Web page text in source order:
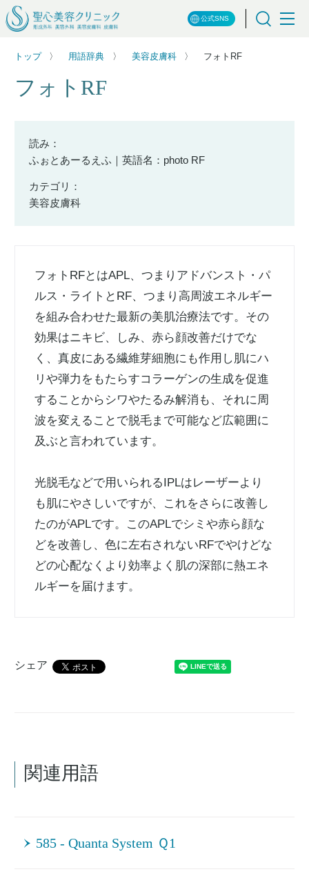
公式SNS
トップ 用語辞典 美容皮膚科 フォトRF
フォトRF
読み：
ふぉとあーるえふ｜英語名：photo RF
カテゴリ：
美容皮膚科
フォトRFとはAPL、つまりアドバンスト・パ
ルス・ライトとRF、つまり高周波エネルギー
を組み合わせた最新の美肌治療法です。その
効果はニキビ、しみ、赤ら顔改善だけでな
く、真皮にある繊維芽細胞にも作用し肌にハ
リや弾力をもたらすコラーゲンの生成を促進
することからシワやたるみ解消も、それに周
波を変えることで脱毛まで可能など広範囲に
及ぶと言われています。
光脱毛などで用いられるIPLはレーザーより
も肌にやさしいですが、これをさらに改善し
たのがAPLです。このAPLでシミや赤ら顔な
どを改善し、色に左右されないRFでやけどな
どの心配なくより効率よく肌の深部に熱エネ
ルギーを届けます。
シェア
関連用語
585 - Quanta System Ｑ1